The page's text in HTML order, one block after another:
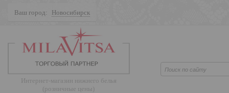
Ваш город: Новосибирск
Интернет-магазин нижнего белья
(розничные цены)